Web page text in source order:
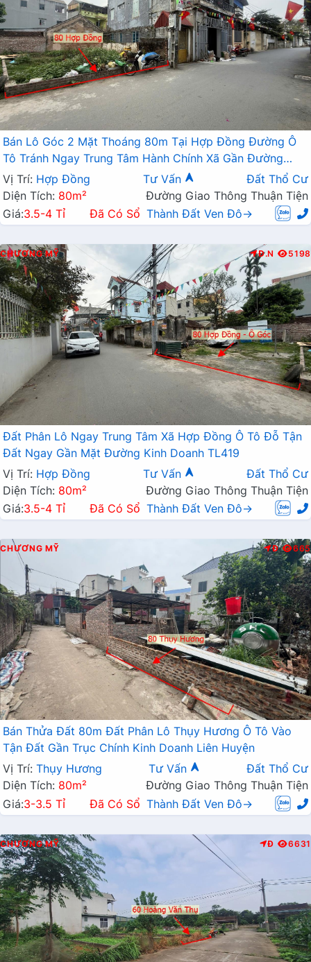
Bán Lô Góc 2 Mặt Thoáng 80m Tại Hợp Đồng Đường Ô
Tô Tránh Ngay Trung Tâm Hành Chính Xã Gần Đường
TL419
Vị Trí: Hợp Đồng Tư Vấn
Đất Thổ Cư
Diện Tích: 80m²
Đường Giao Thông Thuận Tiện
Giá:3.5-4 Tỉ Đã Có Sổ Thành Đất Ven Đô→
CHƯƠNG MỸ Đ.N 5198
Đất Phân Lô Ngay Trung Tâm Xã Hợp Đồng Ô Tô Đỗ Tận
Đất Ngay Gần Mặt Đường Kinh Doanh TL419
Vị Trí: Hợp Đồng Tư Vấn
Đất Thổ Cư
Diện Tích: 80m²
Đường Giao Thông Thuận Tiện
Giá:3.5-4 Tỉ Đã Có Sổ Thành Đất Ven Đô→
CHƯƠNG MỸ Đ 665
Bán Thửa Đất 80m Đất Phân Lô Thụy Hương Ô Tô Vào
Tận Đất Gần Trục Chính Kinh Doanh Liên Huyện
Vị Trí: Thụy Hương Tư Vấn
Đất Thổ Cư
Diện Tích: 80m²
Đường Giao Thông Thuận Tiện
Giá:3-3.5 Tỉ Đã Có Sổ Thành Đất Ven Đô→
CHƯƠNG MỸ Đ 6631